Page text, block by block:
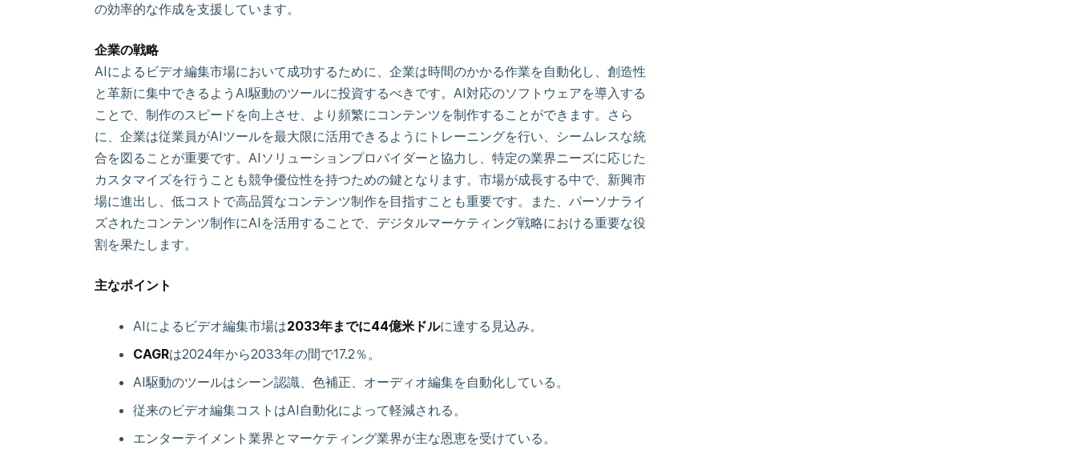
の効率的な作成を支援しています。
企業の戦略
AIによるビデオ編集市場において成功するために、企業は時間のかかる作業を自動化し、創造性
と革新に集中できるようAI駆動のツールに投資するべきです。AI対応のソフトウェアを導入する
ことで、制作のスピードを向上させ、より頻繁にコンテンツを制作することができます。さら
に、企業は従業員がAIツールを最大限に活用できるようにトレーニングを行い、シームレスな統
合を図ることが重要です。AIソリューションプロバイダーと協力し、特定の業界ニーズに応じた
カスタマイズを行うことも競争優位性を持つための鍵となります。市場が成長する中で、新興市
場に進出し、低コストで高品質なコンテンツ制作を目指すことも重要です。また、パーソナライ
ズされたコンテンツ制作にAIを活用することで、デジタルマーケティング戦略における重要な役
割を果たします。
主なポイント
AIによるビデオ編集市場は2033年までに44億米ドルに達する見込み。
CAGRは2024年から2033年の間で17.2％。
AI駆動のツールはシーン認識、色補正、オーディオ編集を自動化している。
従来のビデオ編集コストはAI自動化によって軽減される。
エンターテイメント業界とマーケティング業界が主な恩恵を受けている。